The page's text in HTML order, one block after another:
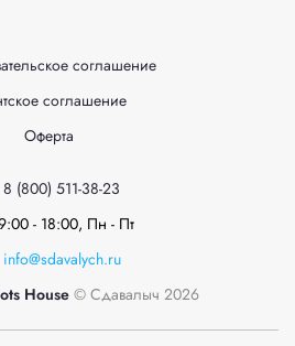
соглашение
соглашение
Оферта
8 (800) 511-38-23
- 18:00, Пн - Пт
info@sdavalych.ru
House © Сдавалыч 2026